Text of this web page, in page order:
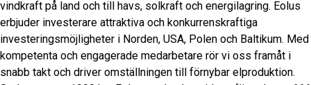
vindkraft på land och till havs, solkraft och energilagring. Eolus
erbjuder investerare attraktiva och konkurrenskraftiga
investeringsmöjligheter i Norden, USA, Polen och Baltikum. Med
kompetenta och engagerade medarbetare rör vi oss framåt i
snabb takt och driver omställningen till förnybar elproduktion.